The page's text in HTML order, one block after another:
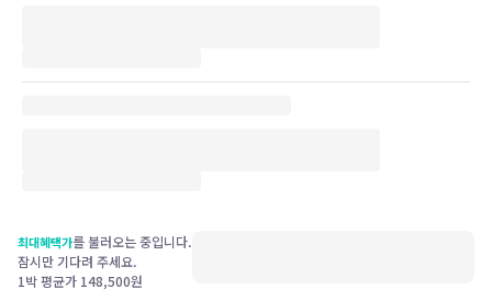
최대혜택가를 불러오는 중입니다.
잠시만 기다려 주세요.
1박 평균가 148,500원